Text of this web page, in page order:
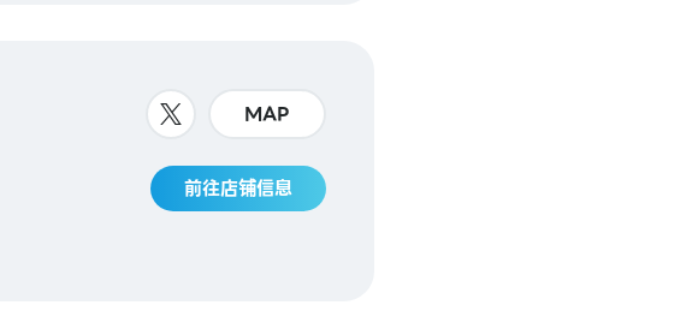
MAP
前往店铺信息